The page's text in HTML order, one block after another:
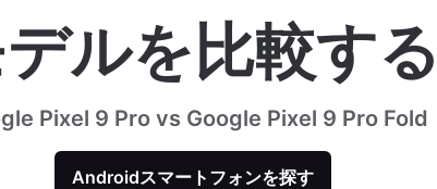
ルを比較す
Pixel 9 Pro vs Google Pixel 9 Pro Fold
Androidスマートフォンを探す